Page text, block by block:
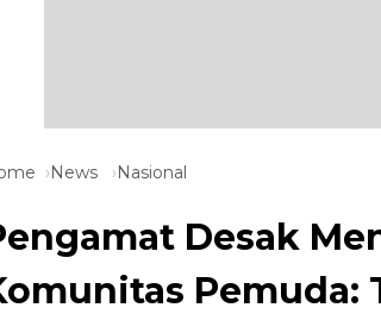
News Nasional
Desak
Pemuda: